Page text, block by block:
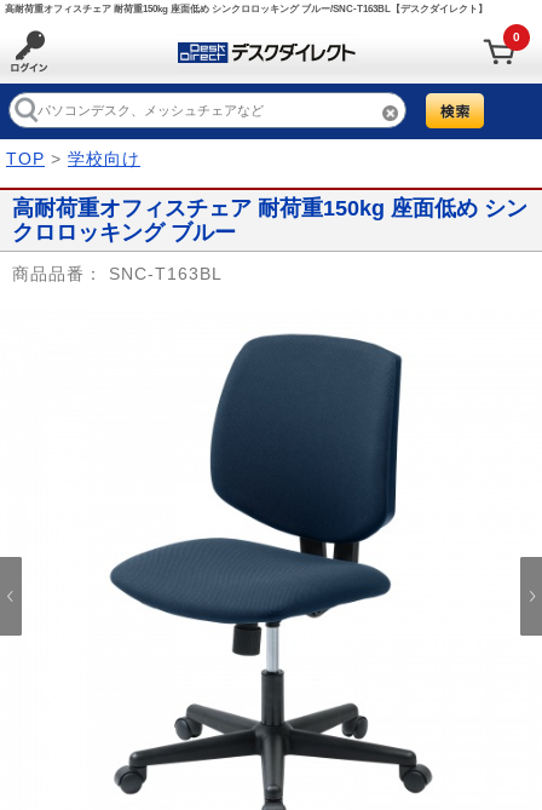
高耐荷重オフィスチェア 耐荷重150kg 座面低め シンクロロッキング ブルー/SNC-T163BL【デスクダイレクト】
0
TOP > 学校向け
高耐荷重オフィスチェア 耐荷重150kg 座面低め シン
クロロッキング ブルー
商品品番： SNC-T163BL